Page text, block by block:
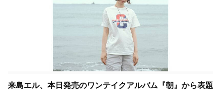
来島エル、本日発売のワンテイクアルバム『朝』から表題